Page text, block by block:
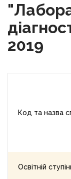
2019
Код та назва
Освітній